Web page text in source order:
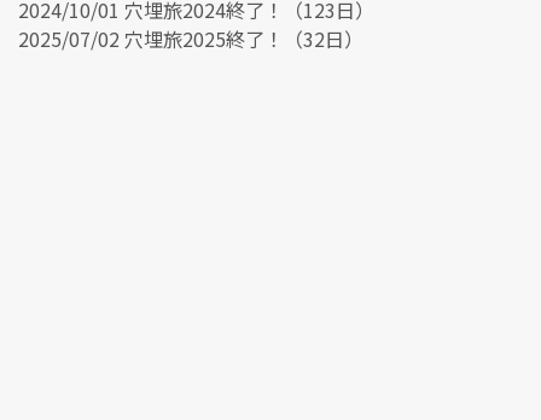
2024/10/01 穴埋旅2024終了！（123日）
2025/07/02 穴埋旅2025終了！（32日）